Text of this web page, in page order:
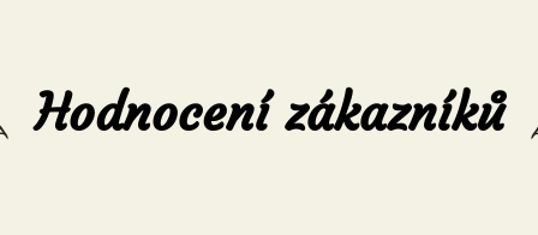
Hodnocení zákazníků